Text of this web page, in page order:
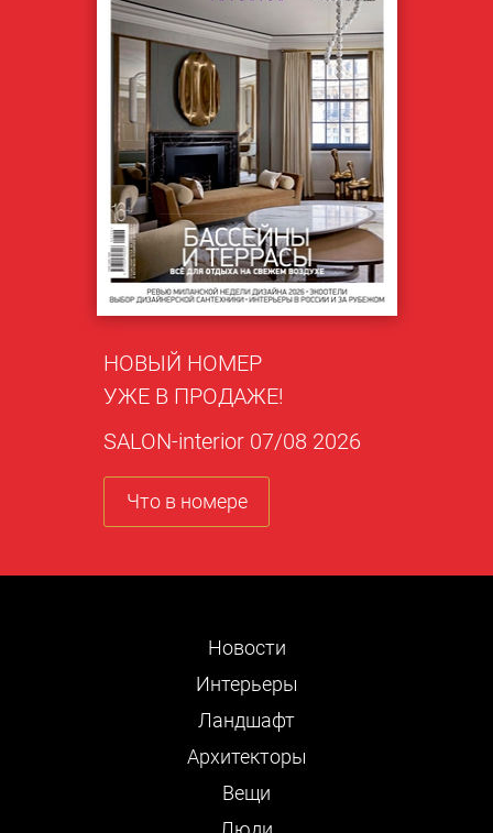
НОВЫЙ НОМЕР
УЖЕ В ПРОДАЖЕ!
SALON-interior 07/08 2026
Что в номере
Новости
Интерьеры
Ландшафт
Архитекторы
Вещи